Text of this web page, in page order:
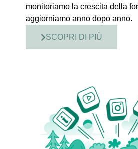
monitoriamo la crescita della
aggiorniamo anno dopo anno.
SCOPRI DI PIÙ